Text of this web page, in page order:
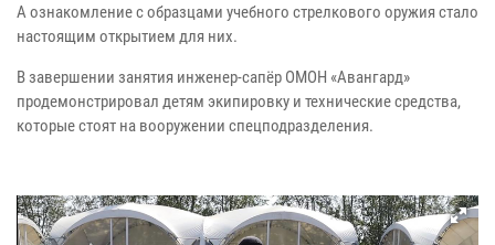
А ознакомление с образцами учебного стрелкового оружия стало
настоящим открытием для них.
В завершении занятия инженер-сапёр ОМОН «Авангард»
продемонстрировал детям экипировку и технические средства,
которые стоят на вооружении спецподразделения.